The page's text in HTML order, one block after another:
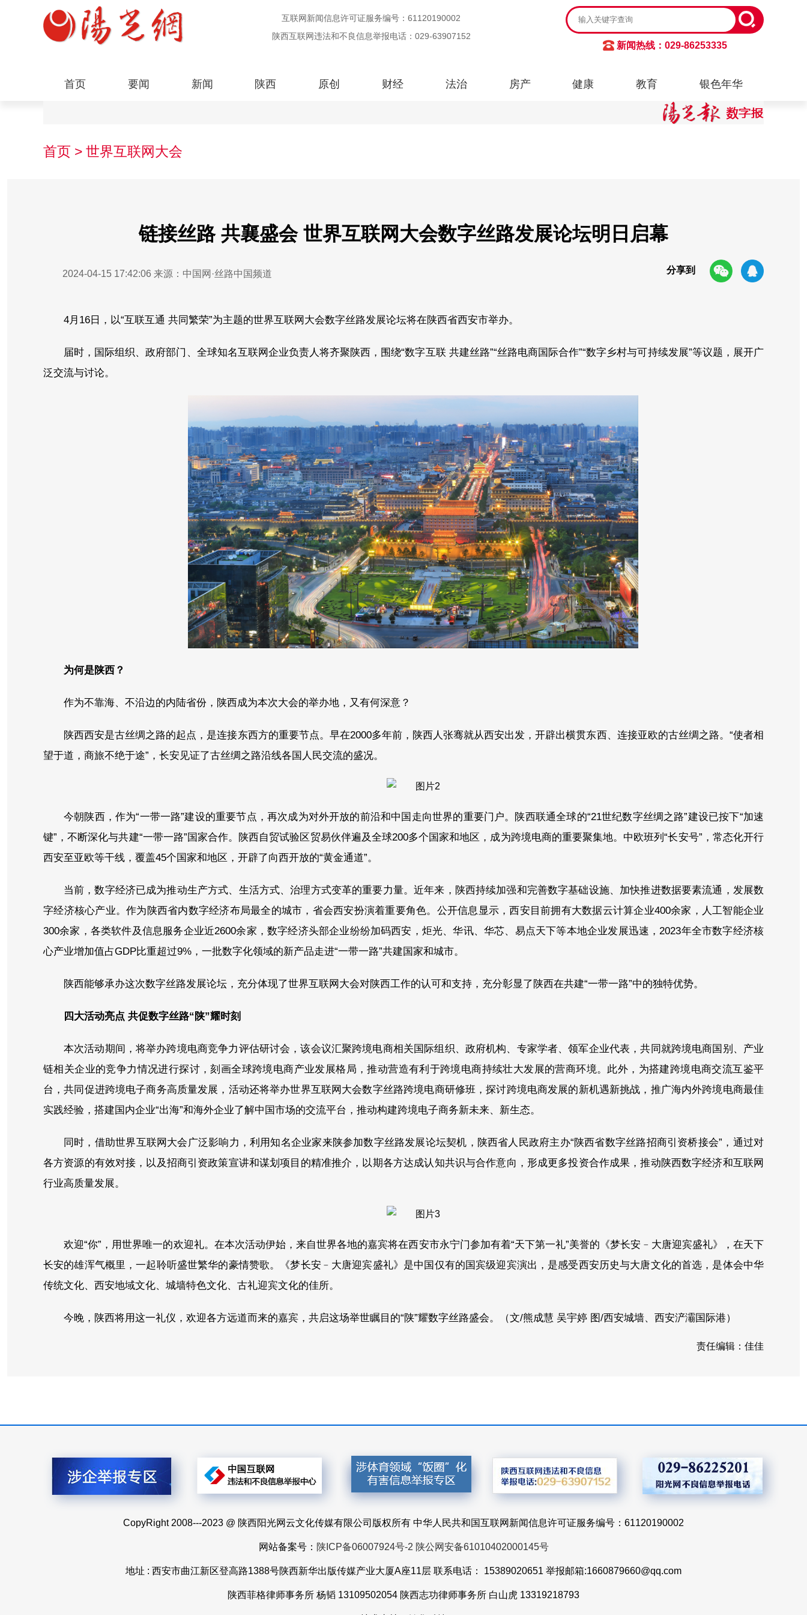
互联网新闻信息许可证服务编号：61120190002
陕西互联网违法和不良信息举报电话：029-63907152
新闻热线：029-86253335
首页 要闻 新闻 陕西 原创 财经 法治 房产 健康 教育 银色年华
首页 > 世界互联网大会
链接丝路 共襄盛会 世界互联网大会数字丝路发展论坛明日启幕
2024-04-15 17:42:06 来源：中国网·丝路中国频道 分享到
4月16日，以“互联互通 共同繁荣”为主题的世界互联网大会数字丝路发展论坛将在陕西省西安市举办。
届时，国际组织、政府部门、全球知名互联网企业负责人将齐聚陕西，围绕“数字互联 共建丝路”“丝路电商国际合作”“数字乡村与可持续发展”等议题，展开广
泛交流与讨论。
为何是陕西？
作为不靠海、不沿边的内陆省份，陕西成为本次大会的举办地，又有何深意？
陕西西安是古丝绸之路的起点，是连接东西方的重要节点。早在2000多年前，陕西人张骞就从西安出发，开辟出横贯东西、连接亚欧的古丝绸之路。“使者相
望于道，商旅不绝于途”，长安见证了古丝绸之路沿线各国人民交流的盛况。
今朝陕西，作为“一带一路”建设的重要节点，再次成为对外开放的前沿和中国走向世界的重要门户。陕西联通全球的“21世纪数字丝绸之路”建设已按下“加速
键”，不断深化与共建“一带一路”国家合作。陕西自贸试验区贸易伙伴遍及全球200多个国家和地区，成为跨境电商的重要聚集地。中欧班列“长安号”，常态化开行
西安至亚欧等干线，覆盖45个国家和地区，开辟了向西开放的“黄金通道”。
当前，数字经济已成为推动生产方式、生活方式、治理方式变革的重要力量。近年来，陕西持续加强和完善数字基础设施、加快推进数据要素流通，发展数
字经济核心产业。作为陕西省内数字经济布局最全的城市，省会西安扮演着重要角色。公开信息显示，西安目前拥有大数据云计算企业400余家，人工智能企业
300余家，各类软件及信息服务企业近2600余家，数字经济头部企业纷纷加码西安，炬光、华讯、华芯、易点天下等本地企业发展迅速，2023年全市数字经济核
心产业增加值占GDP比重超过9%，一批数字化领域的新产品走进“一带一路”共建国家和城市。
陕西能够承办这次数字丝路发展论坛，充分体现了世界互联网大会对陕西工作的认可和支持，充分彰显了陕西在共建“一带一路”中的独特优势。
四大活动亮点 共促数字丝路“陕”耀时刻
本次活动期间，将举办跨境电商竞争力评估研讨会，该会议汇聚跨境电商相关国际组织、政府机构、专家学者、领军企业代表，共同就跨境电商国别、产业
链相关企业的竞争力情况进行探讨，刻画全球跨境电商产业发展格局，推动营造有利于跨境电商持续壮大发展的营商环境。此外，为搭建跨境电商交流互鉴平
台，共同促进跨境电子商务高质量发展，活动还将举办世界互联网大会数字丝路跨境电商研修班，探讨跨境电商发展的新机遇新挑战，推广海内外跨境电商最佳
实践经验，搭建国内企业“出海”和海外企业了解中国市场的交流平台，推动构建跨境电子商务新未来、新生态。
同时，借助世界互联网大会广泛影响力，利用知名企业家来陕参加数字丝路发展论坛契机，陕西省人民政府主办“陕西省数字丝路招商引资桥接会”，通过对
各方资源的有效对接，以及招商引资政策宣讲和谋划项目的精准推介，以期各方达成认知共识与合作意向，形成更多投资合作成果，推动陕西数字经济和互联网
行业高质量发展。
欢迎“你”，用世界唯一的欢迎礼。在本次活动伊始，来自世界各地的嘉宾将在西安市永宁门参加有着“天下第一礼”美誉的《梦长安﹣大唐迎宾盛礼》，在天下
长安的雄浑气概里，一起聆听盛世繁华的豪情赞歌。《梦长安﹣大唐迎宾盛礼》是中国仅有的国宾级迎宾演出，是感受西安历史与大唐文化的首选，是体会中华
传统文化、西安地域文化、城墙特色文化、古礼迎宾文化的佳所。
今晚，陕西将用这一礼仪，欢迎各方远道而来的嘉宾，共启这场举世瞩目的“陕”耀数字丝路盛会。（文/熊成慧 吴宇婷 图/西安城墙、西安浐灞国际港）
责任编辑：佳佳
CopyRight 2008---2023 @ 陕西阳光网云文化传媒有限公司版权所有 中华人民共和国互联网新闻信息许可证服务编号：61120190002
网站备案号： 陕ICP备06007924号-2 陕公网安备61010402000145号
地址 : 西安市曲江新区登高路1388号陕西新华出版传媒产业大厦A座11层 联系电话： 15389020651 举报邮箱:1660879660@qq.com
陕西菲格律师事务所 杨韬 13109502054 陕西志功律师事务所 白山虎 13319218793